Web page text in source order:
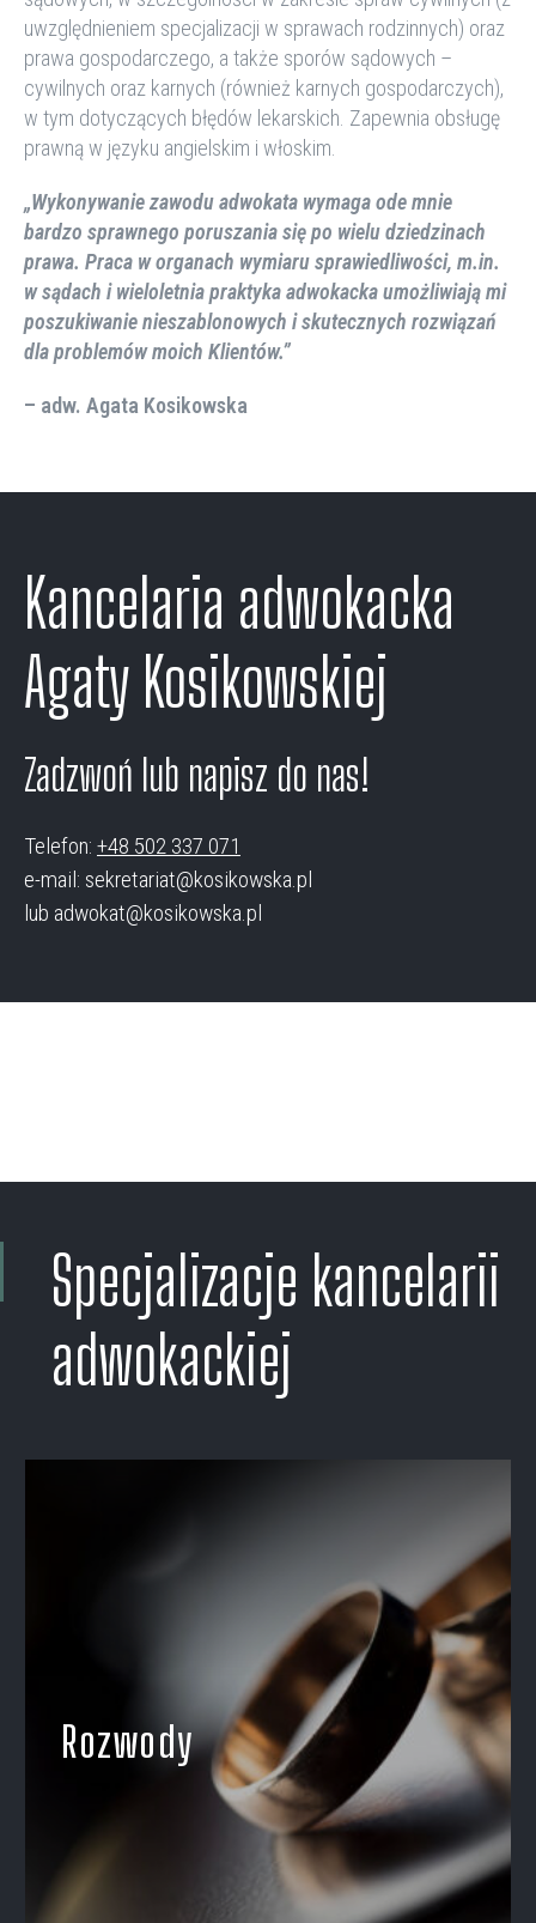
uwzględnieniem specjalizacji w sprawach rodzinnych) oraz
prawa gospodarczego, a także sporów sądowych –
cywilnych oraz karnych (również karnych gospodarczych),
w tym dotyczących błędów lekarskich. Zapewnia obsługę
prawną w języku angielskim i włoskim.
„Wykonywanie zawodu adwokata wymaga ode mnie
bardzo sprawnego poruszania się po wielu dziedzinach
prawa. Praca w organach wymiaru sprawiedliwości, m.in.
w sądach i wieloletnia praktyka adwokacka umożliwiają mi
poszukiwanie nieszablonowych i skutecznych rozwiązań
dla problemów moich Klientów.”
– adw. Agata Kosikowska
Kancelaria adwokacka
Agaty Kosikowskiej
Zadzwoń lub napisz do nas!
Telefon: +48 502 337 071
e-mail: sekretariat@kosikowska.pl
lub adwokat@kosikowska.pl
Specjalizacje kancelarii
adwokackiej
Rozwody